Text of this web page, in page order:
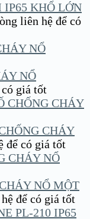
KHỔ LỚN
liên hệ để có
NỔ
giá tốt
CHÁY
để có giá tốt
NỔ MỘT
để có giá tốt